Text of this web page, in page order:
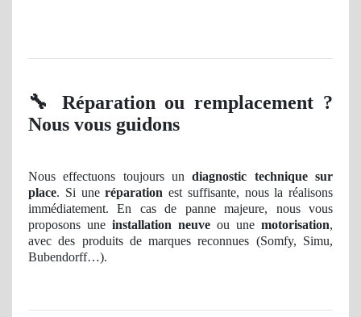
🔧
Réparation ou remplacement ?
Nous vous guidons
Nous effectuons toujours undiagnostic technique sur
place. Si uneréparation est suffisante, nous la réalisons
immédiatement. En cas de panne majeure, nous vous
proposons une installation neuve ou une motorisation,
avec des produits de marques reconnues (Somfy, Simu,
Bubendorff…).